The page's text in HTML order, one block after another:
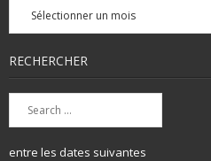
mensuelles
RECHERCHER
entre les dates suivantes